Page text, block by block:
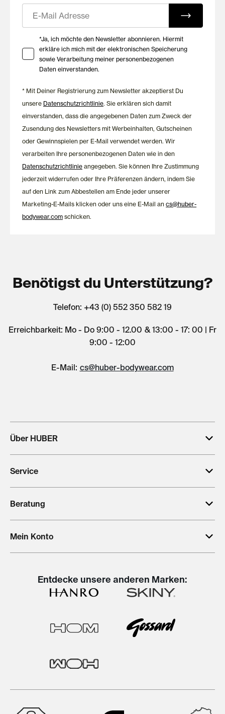
Ihre Zustimmung zu Marketing E-Mails
*Ja, ich möchte den Newsletter abonnieren. Hiermit
erkläre ich mich mit der elektronischen Speicherung
sowie Verarbeitung meiner personenbezogenen
Daten einverstanden.
* Mit Deiner Registrierung zum Newsletter akzeptierst Du
unsere Datenschutzrichtlinie. Sie erklären sich damit
einverstanden, dass die angegebenen Daten zum Zweck der
Zusendung des Newsletters mit Werbeinhalten, Gutscheinen
oder Gewinnspielen per E-Mail verwendet werden. Wir
verarbeiten Ihre personenbezogenen Daten wie in den
Datenschutzrichtlinie angegeben. Sie können Ihre Zustimmung
jederzeit widerrufen oder Ihre Präferenzen ändern, indem Sie
auf den Link zum Abbestellen am Ende jeder unserer
Marketing-E-Mails klicken oder uns eine E-Mail ancs@huber-
bodywear.com schicken.
Benötigst du Unterstützung?
Telefon: +43 (0) 552 350 582 19
Erreichbarkeit: Mo - Do 9:00 - 12.00 & 13:00 - 17: 00 | Fr
9:00 - 12:00
E-Mail: cs@huber-bodywear.com
Über HUBER
Service
Beratung
Mein Konto
Entdecke unsere anderen Marken: